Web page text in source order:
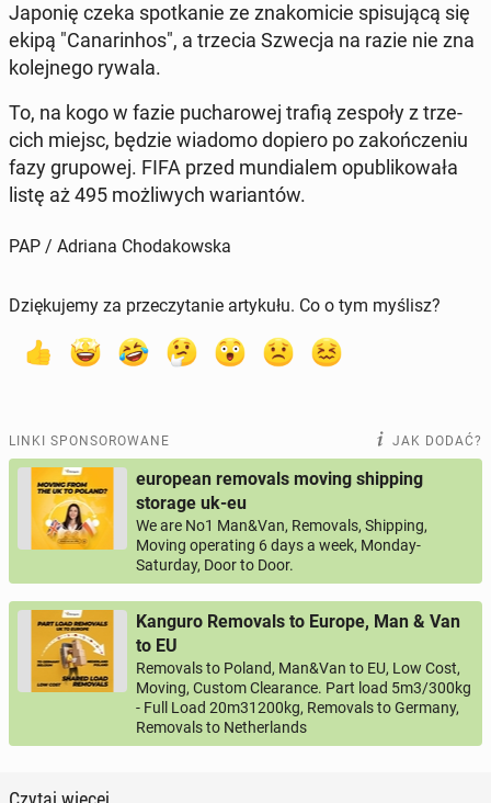
Japonię czeka spo­tka­nie ze zna­ko­mi­cie spi­su­ją­cą się
ekipą "Ca­na­rin­hos", a trzecia Szwecja na razie nie zna
ko­lej­ne­go rywala.
To, na kogo w fazie pu­cha­ro­wej trafią zespoły z trze­
cich miejsc, będzie wiadomo dopiero po za­koń­cze­niu
fazy gru­po­wej. FIFA przed mun­dia­lem opu­bli­ko­wa­ła
listę aż 495 moż­li­wych wa­rian­tów.
PAP / Adriana Chodakowska
Dziękujemy za przeczytanie artykułu. Co o tym myślisz?
LINKI SPONSOROWANE JAK DODAĆ?
european removals moving shipping
storage uk-eu
We are No1 Man&Van, Removals, Shipping,
Moving operating 6 days a week, Monday-
Saturday, Door to Door.
Kanguro Removals to Europe, Man & Van
to EU
Removals to Poland, Man&Van to EU, Low Cost,
Moving, Custom Clearance. Part load 5m3/300kg
- Full Load 20m31200kg, Removals to Germany,
Removals to Netherlands